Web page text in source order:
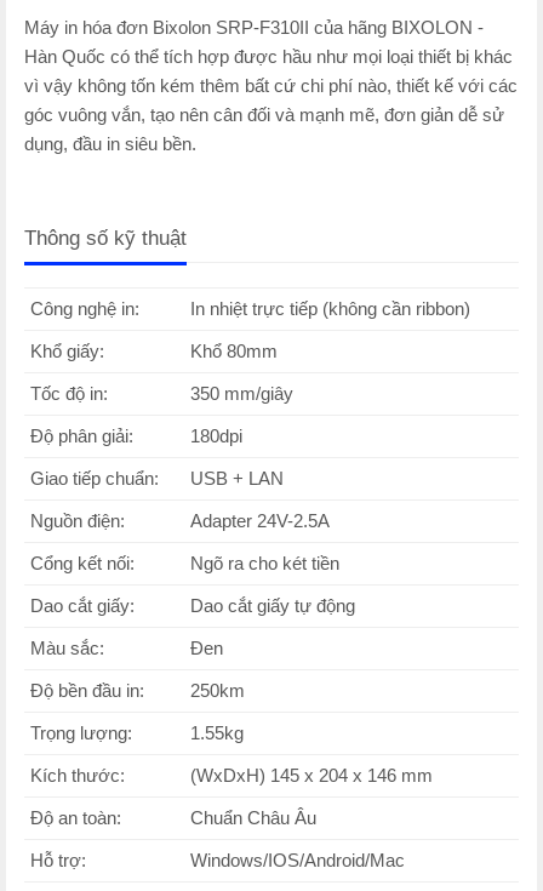
Máy in hóa đơn Bixolon SRP-F310II của hãng BIXOLON -
Hàn Quốc có thể tích hợp được hầu như mọi loại thiết bị khác
vì vậy không tốn kém thêm bất cứ chi phí nào, thiết kế với các
góc vuông vắn, tạo nên cân đối và mạnh mẽ, đơn giản dễ sử
dụng, đầu in siêu bền.
Thông số kỹ thuật
Công nghệ in: In nhiệt trực tiếp (không cần ribbon)
Khổ giấy: Khổ 80mm
Tốc độ in: 350 mm/giây
Độ phân giải: 180dpi
Giao tiếp chuẩn: USB + LAN
Nguồn điện: Adapter 24V-2.5A
Cổng kết nối: Ngõ ra cho két tiền
Dao cắt giấy: Dao cắt giấy tự động
Màu sắc: Đen
Độ bền đầu in: 250km
Trọng lượng: 1.55kg
Kích thước: (WxDxH) 145 x 204 x 146 mm
Độ an toàn: Chuẩn Châu Âu
Hỗ trợ: Windows/IOS/Android/Mac